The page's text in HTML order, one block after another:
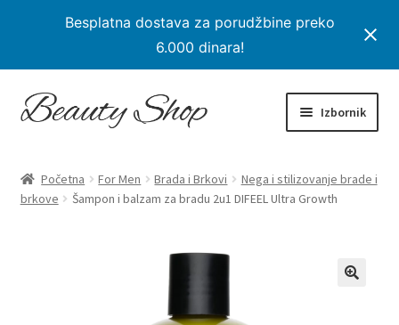
Besplatna dostava za porudžbine preko
6.000 dinara!
Preskoči
na
Skoči
na
Izbornik
Proizvodi
Početna For Men Brada i Brkovi
Nega i stilizovanje brade i
brkove
Šampon i balzam za bradu 2u1 DIFEEL Ultra Growth